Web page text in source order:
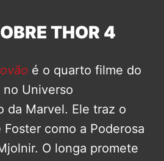
THOR 4
é o quarto filme do
no Universo
da Marvel. Ele traz o
como a Poderosa
O longa promete